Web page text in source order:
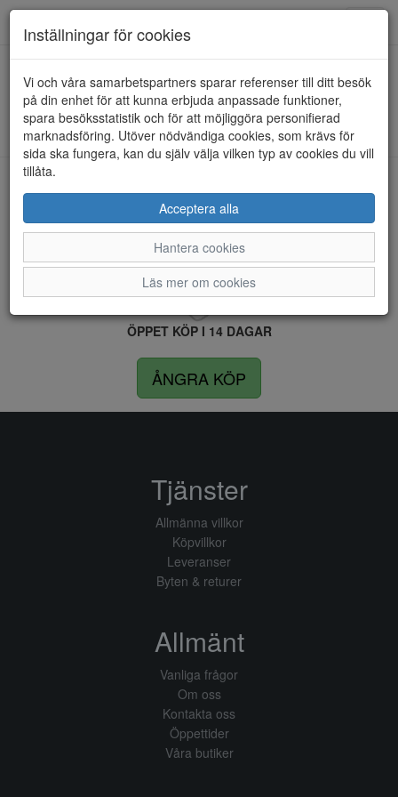
HEM CC RESORT
Kunde inte hitta några artiklar...
LEVERANS INOM 4 DAGAR INOM SVERIGE
FRI FRAKT VID KÖP ÖVER 1.500 KR
ÖPPET KÖP I 14 DAGAR
ÅNGRA KÖP
Inställningar för cookies
Vi och våra samarbetspartners sparar referenser till ditt besök
på din enhet för att kunna erbjuda anpassade funktioner,
spara besöksstatistik och för att möjliggöra personifierad
marknadsföring. Utöver nödvändiga cookies, som krävs för
sida ska fungera, kan du själv välja vilken typ av cookies du vill
tillåta.
Acceptera alla
Hantera cookies
Läs mer om cookies
Tjänster
Allmänna villkor
Köpvillkor
Leveranser
Byten & returer
Allmänt
Vanliga frågor
Om oss
Kontakta oss
Öppettider
Våra butiker